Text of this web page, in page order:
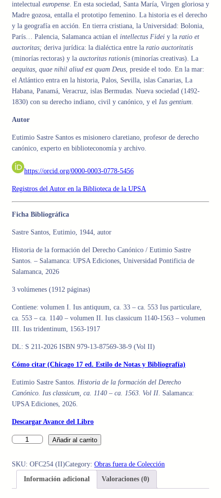
intelectual europense. En esta sociedad, Santa María, Virgen gloriosa y
Madre gozosa, entalla el prototipo femenino. La historia es el derecho
y la geografía en acción. En tierra cristiana, la Universidad: Bolonia,
París… Palencia, Salamanca actúan el intellectus Fidei y la ratio et
auctoritas; deriva jurídica: la dialéctica entre la ratio auctoritatis
(minorías rectoras) y la auctoritas rationis (minorías creativas). La
aequitas, quae nihil aliud est quam Deus, preside el todo. En la mar:
el Atlántico entra en la historia, Palos, Sevilla, islas Canarias, La
Habana, Panamá, Veracruz, islas Bermudas. Nueva sociedad (1492-
1830) con su derecho indiano, civil y canónico, y el Ius gentium.
Autor
Eutimio Sastre Santos es misionero claretiano, profesor de derecho
canónico, experto en biblioteconomía y archivo.
https://orcid.org/0000-0003-0778-5456
Registros del Autor en la Biblioteca de la UPSA
Ficha Bibliográfica
Sastre Santos, Eutimio, 1944, autor
Historia de la formación del Derecho Canónico / Eutimio Sastre
Santos. – Salamanca: UPSA Ediciones, Universidad Pontificia de
Salamanca, 2026
3 volúmenes (1912 páginas)
Contiene: volumen I. Ius antiquum, ca. 33 – ca. 553 Ius particulare,
ca. 553 – ca. 1140 – volumen II. Ius classicum 1140-1563 – volumen
III. Ius tridentinum, 1563-1917
DL: S 211-2026 ISBN 979-13-87569-38-9 (Vol II)
Cómo citar (Chicago 17 ed. Estilo de Notas y Bibliografía)
Eutimio Sastre Santos. Historia de la formación del Derecho
Canónico. Ius classicum, ca. 1140 – ca. 1563. Vol II. Salamanca:
UPSA Ediciones, 2026.
Descargar Avance del Libro
H
s
Añadir al carrito
SKU: OFC254 (II)Category: Obras fuera de Colección
Información adicional
Valoraciones (0)